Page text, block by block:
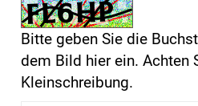
Bitte geben Sie die
dem Bild hier ein. Achten
Kleinschreibung.